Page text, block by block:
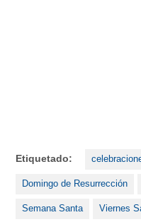
Etiquetado:
Domingo de Resurrección
Semana Santa Viernes